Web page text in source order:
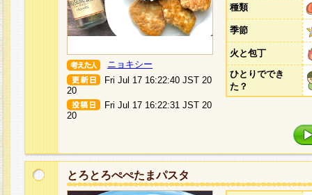
ニョキシー
Fri Jul 17 16:22:40 JST 20
20
Fri Jul 17 16:22:31 JST 20
20
種類
季節
火と包丁
ひとりででき
た？
とろとろぺぺたまパスタ